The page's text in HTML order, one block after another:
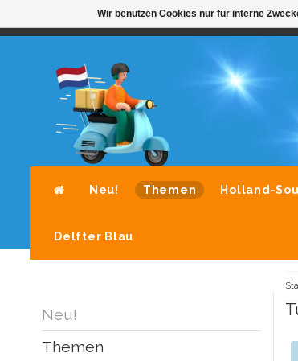
STANDAARD LEVERING DOOR POST-NL
Neu! Themen Holland-
Delfter Blau
Neu!
Themen
Wir benutzen Cookies nur für interne